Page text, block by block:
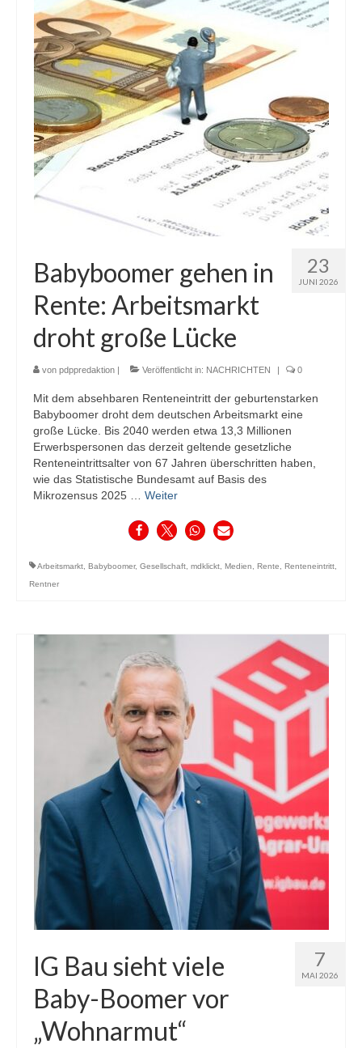
23
JUNI 2026
Babyboomer gehen in
Rente: Arbeitsmarkt
droht große Lücke
von pdppredaktion Veröffentlicht in: NACHRICHTEN 0
Mit dem absehbaren Renteneintritt der geburtenstarken
Babyboomer droht dem deutschen Arbeitsmarkt eine
große Lücke. Bis 2040 werden etwa 13,3 Millionen
Erwerbspersonen das derzeit geltende gesetzliche
Renteneintrittsalter von 67 Jahren überschritten haben,
wie das Statistische Bundesamt auf Basis des
Mikrozensus 2025 … Weiter
Arbeitsmarkt, Babyboomer, Gesellschaft, mdklickt, Medien, Rente, Renteneintritt,
Rentner
7
MAI 2026
IG Bau sieht viele
Baby-Boomer vor
„Wohnarmut“